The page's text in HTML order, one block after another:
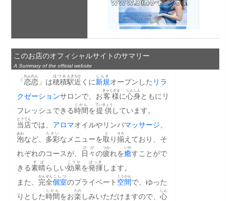
このお店のオフィシャルサイトのサマリー
A Summary of the official website
「 恋恋
れんれん
」は穂積
ほづみ
駅
えき
近
ちか
くに新規
しんき
オープンした リラ
クゼーションサロンで、お客様
きゃくさま
に心身
しんしん
ともにリ
フレッシュできる時間
じかん
を提供
ていきょう
しています。
当店
とうてん
では、 アロマオイルやリンパマッサージ
泡
あわ
など、 多彩
たさい
なメニューを取
と
り揃
そろ
えており、そ
れぞれのコースが、
日々
ひび
の疲
つか
れを癒
いや
すことがで
きる素晴
すば
らしい効果
こうか
を発揮
はっき
します。
また、 完全
かんぜん
個室
こしつ
のプライベート 空間
くうかん
で、ゆった
りとした時間
じかん
をお楽
たの
しみいただけますので、 心
しん